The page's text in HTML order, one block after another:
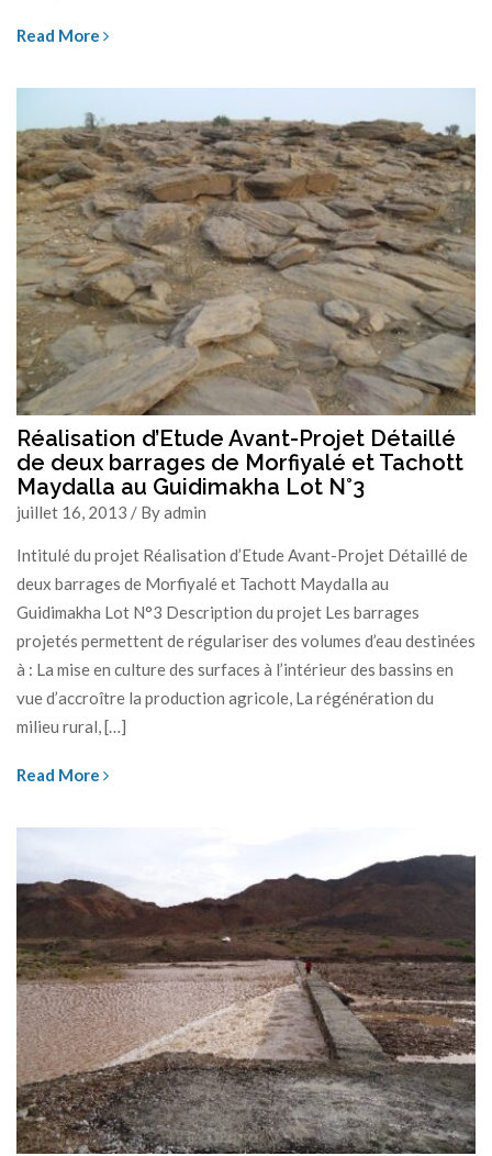
Read More
Réalisation d’Etude Avant-Projet Détaillé
de deux barrages de Morfiyalé et Tachott
Maydalla au Guidimakha Lot N°3
juillet 16, 2013 / By admin
Intitulé du projet Réalisation d’Etude Avant-Projet Détaillé de
deux barrages de Morfiyalé et Tachott Maydalla au
Guidimakha Lot N°3 Description du projet Les barrages
projetés permettent de régulariser des volumes d’eau destinées
à : La mise en culture des surfaces à l’intérieur des bassins en
vue d’accroître la production agricole, La régénération du
milieu rural, […]
Read More